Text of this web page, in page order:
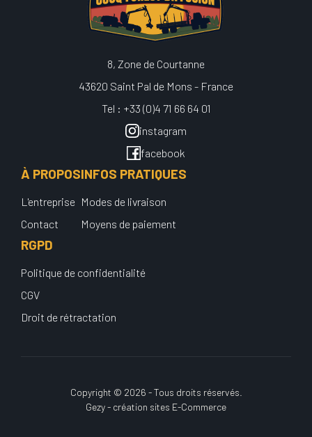
8, Zone de Courtanne
43620 Saint Pal de Mons - France
Tel : +33 (0)4 71 66 64 01
instagram
facebook
À PROPOS
L'entreprise
Contact
INFOS PRATIQUES
Modes de livraison
Moyens de paiement
RGPD
Politique de confidentialité
CGV
Droit de rétractation
Copyright © 2026 - Tous droits réservés.
Gezy - création sites E-Commerce